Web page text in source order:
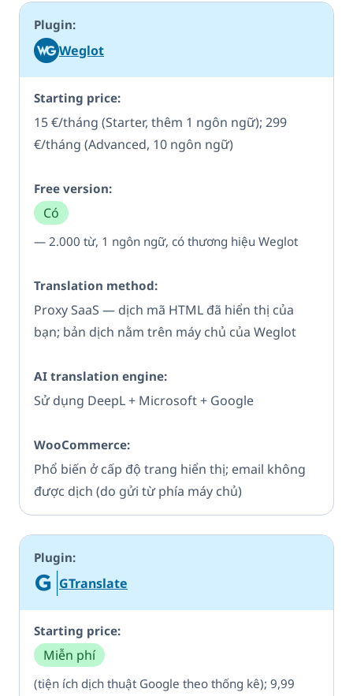
Weglot
15 €/tháng (Starter, thêm 1 ngôn ngữ); 299
€/tháng (Advanced, 10 ngôn ngữ)
Có
— 2.000 từ, 1 ngôn ngữ, có thương hiệu Weglot
Proxy SaaS — dịch mã HTML đã hiển thị của
bạn; bản dịch nằm trên máy chủ của Weglot
Sử dụng DeepL + Microsoft + Google
Phổ biến ở cấp độ trang hiển thị; email không
được dịch (do gửi từ phía máy chủ)
GTranslate
Miễn phí
(tiện ích dịch thuật Google theo thống kê); 9,99